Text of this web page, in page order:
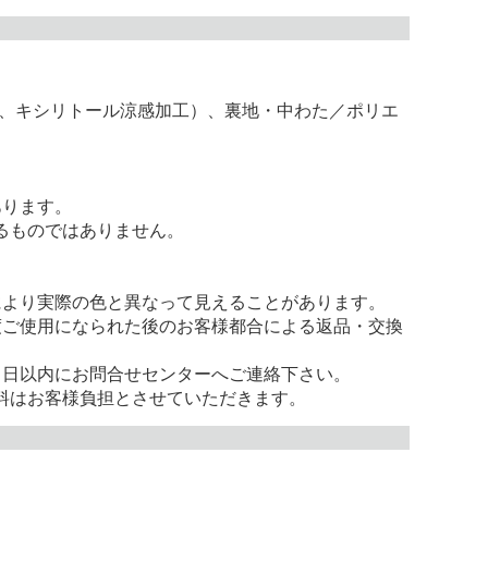
キシリトール涼感加工）、裏地・中わた／ポリエ
ます。
のではありません。
り実際の色と異なって見えることがあります。
使用になられた後のお客様都合による返品・交換
以内にお問合せセンターへご連絡下さい。
お客様負担とさせていただきます。